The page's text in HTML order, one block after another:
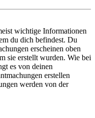
wichtige Informationen
du dich befindest. Du
erscheinen oben
sie erstellt wurden. Wie bei
es von deinen
erstellen
werden von der